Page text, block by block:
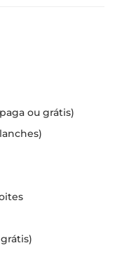
ou grátis)